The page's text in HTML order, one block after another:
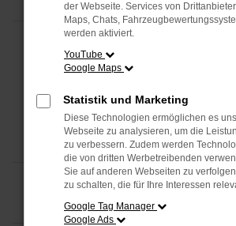
der Webseite. Services von
Maps, Chats,
werden aktiviert.
YouTube
Google Maps
Statistik und Marketing
Diese Technologien ermöglichen es
Webseite zu analysieren, um die
zu verbessern. Zudem werden
die von dritten Werbetreibenden
Sie auf anderen Webseiten zu
zu schalten, die für Ihre Interessen
Google Tag Manager
Google Ads